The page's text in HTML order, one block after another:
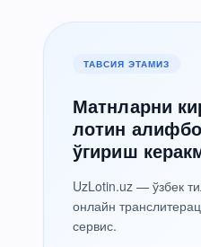
ТАВСИЯ ЭТАМИЗ
Матнларни
лотин
ўгириш
UzLotin.uz — ўзбек
онлайн
сервис.